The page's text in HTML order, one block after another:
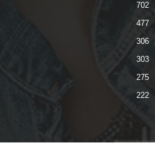
702
477
306
303
275
222